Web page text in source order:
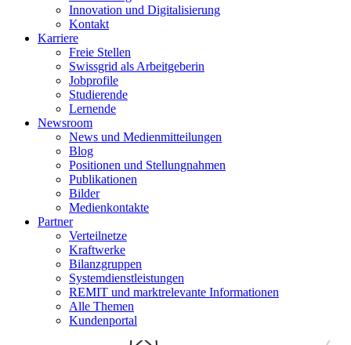
Innovation und Digitalisierung
Kontakt
Karriere
Freie Stellen
Swissgrid als Arbeitgeberin
Jobprofile
Studierende
Lernende
Newsroom
News und Medienmitteilungen
Blog
Positionen und Stellungnahmen
Publikationen
Bilder
Medienkontakte
Partner
Verteilnetze
Kraftwerke
Bilanzgruppen
Systemdienstleistungen
REMIT und marktrelevante Informationen
Alle Themen
Kundenportal